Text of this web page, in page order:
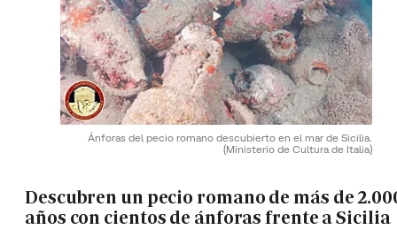
Ánforas del pecio romano descubierto en el mar de Sicilia.
(Ministerio de Cultura de Italia)
Descubren un pecio romano de más de
años con cientos de ánforas frente a Sicilia